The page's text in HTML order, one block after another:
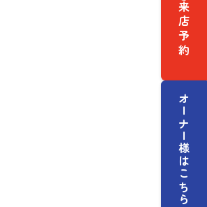
来店予約
オーナー様はこちら